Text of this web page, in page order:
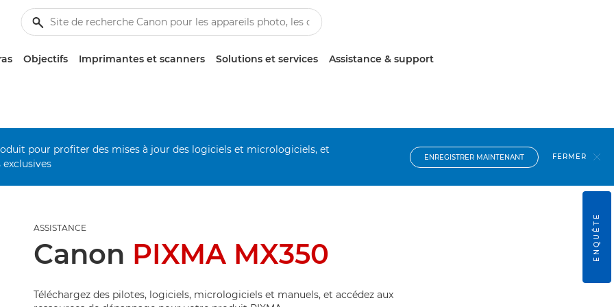
Objectifs Imprimantes et scanners Solutions et services Assistance & support
pour profiter des mises à jour des logiciels et micrologiciels, et
ENREGISTRER MAINTENANT FERMER
ASSISTANCE
Canon PIXMA MX350
Téléchargez des pilotes, logiciels, micrologiciels et manuels, et accédez aux
ENQUÊTE